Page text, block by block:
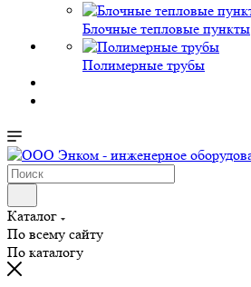
Блочные тепловые пункты
Полимерные трубы
Каталог
По всему сайту
По каталогу